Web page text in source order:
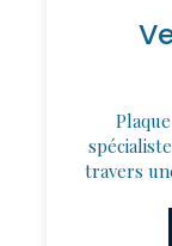
travers